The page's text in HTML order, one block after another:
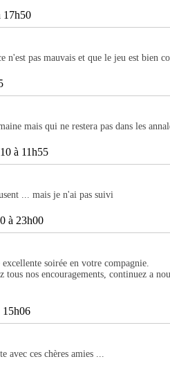
17h50
n'est pas mauvais et que le jeu est bien
mais qui ne restera pas dans les
à 11h55
... mais je n'ai pas suivi
à 23h00
soirée en votre compagnie.
tous nos encouragements, continuez a
15h06
avec ces chères amies ...